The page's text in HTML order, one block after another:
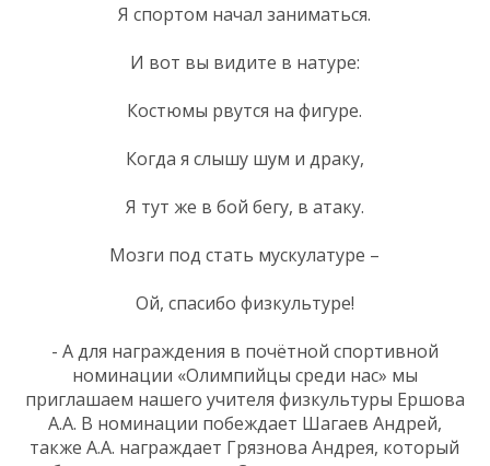
Я спортом начал заниматься.
И вот вы видите в натуре:
Костюмы рвутся на фигуре.
Когда я слышу шум и драку,
Я тут же в бой бегу, в атаку.
Мозги под стать мускулатуре –
Ой, спасибо физкультуре!
- А для награждения в почётной спортивной
номинации «Олимпийцы среди нас» мы
приглашаем нашего учителя физкультуры Ершова
А.А. В номинации побеждает Шагаев Андрей,
также А.А. награждает Грязнова Андрея, который